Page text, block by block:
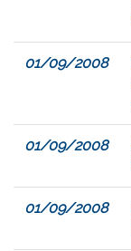
01/09/2008
01/09/2008
01/09/2008